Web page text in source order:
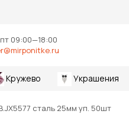
09:00—18:00
Кружево Украшения
сталь 25мм уп. 50шт